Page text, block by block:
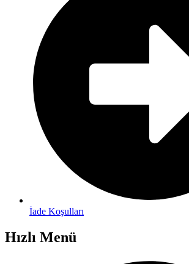
İade Koşulları
Hızlı Menü